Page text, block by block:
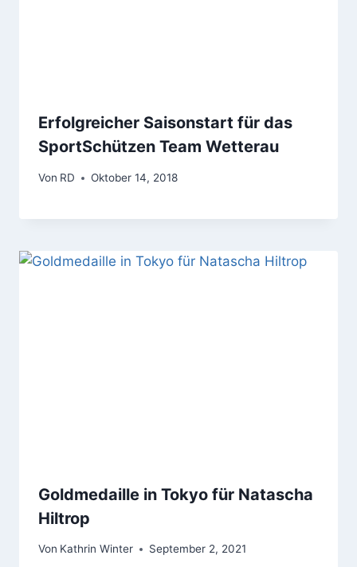
Erfolgreicher Saisonstart für das
SportSchützen Team Wetterau
Von RD Oktober 14, 2018
Goldmedaille in Tokyo für Natascha
Hiltrop
Von Kathrin Winter September 2, 2021